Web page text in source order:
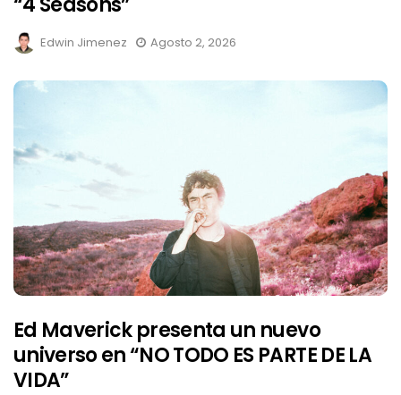
Edwin Jimenez Agosto 2, 2026
Ed Maverick presenta un nuevo
universo en “NO TODO ES PARTE DE LA
VIDA”